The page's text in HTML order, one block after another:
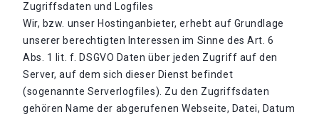
Zugriffsdaten und Logfiles
Wir, bzw. unser Hostinganbieter, erhebt auf Grundlage
unserer berechtigten Interessen im Sinne des Art. 6
Abs. 1 lit. f. DSGVO Daten über jeden Zugriff auf den
Server, auf dem sich dieser Dienst befindet
(sogenannte Serverlogfiles). Zu den Zugriffsdaten
gehören Name der abgerufenen Webseite, Datei, Datum